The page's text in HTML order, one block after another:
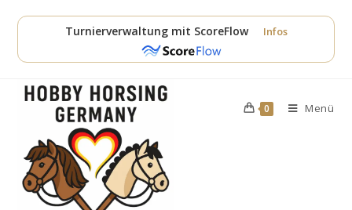
Inhalt
Turnierverwaltung mit ScoreFlow Infos
0 Menü